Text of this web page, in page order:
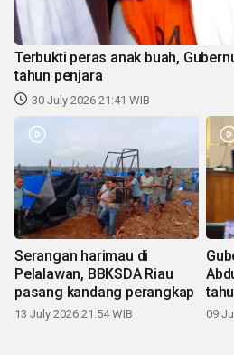
Terbukti peras anak buah,
tahun penjara
30 July 2026 21:41 WIB
Serangan harimau di
Pelalawan, BBKSDA Riau
pasang kandang perangkap
13 July 2026 21:54 WIB 09